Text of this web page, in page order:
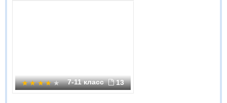
7-11 класс 13